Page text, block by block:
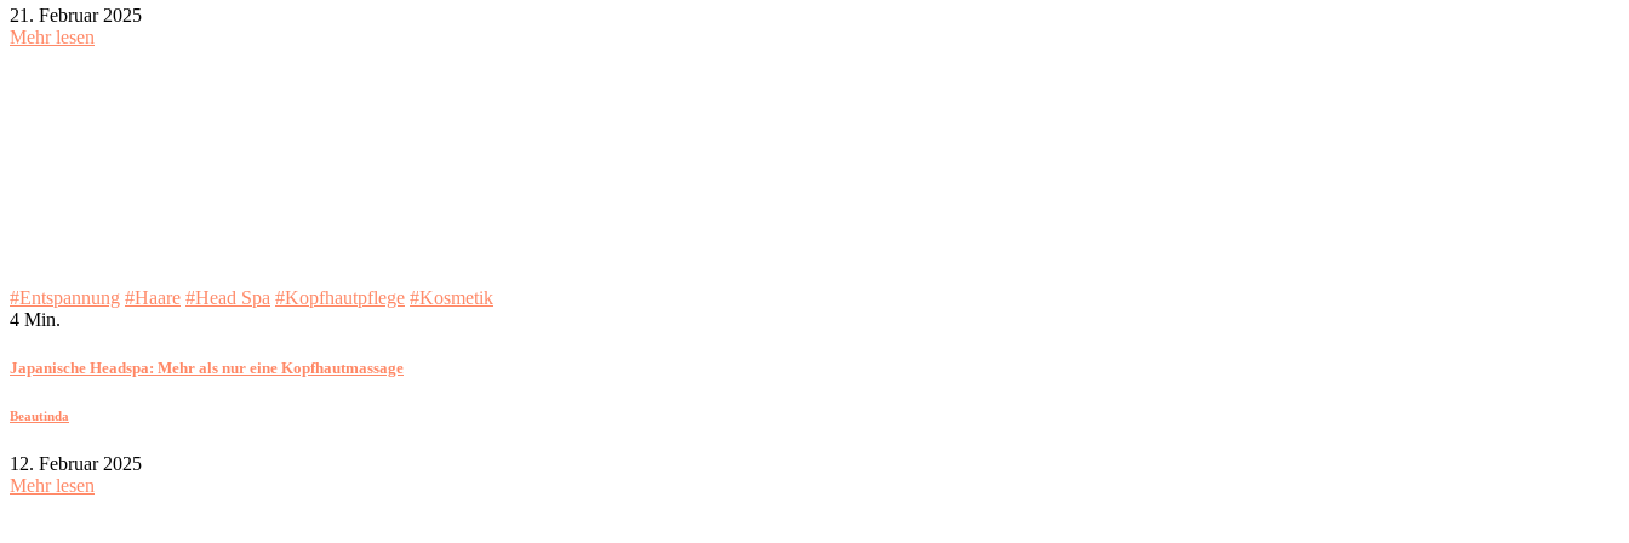
21. Februar 2025
Mehr lesen
#Entspannung #Haare #Head Spa #Kopfhautpflege #Kosmetik
4 Min.
Japanische Headspa: Mehr als nur eine Kopfhautmassage
Beautinda
12. Februar 2025
Mehr lesen